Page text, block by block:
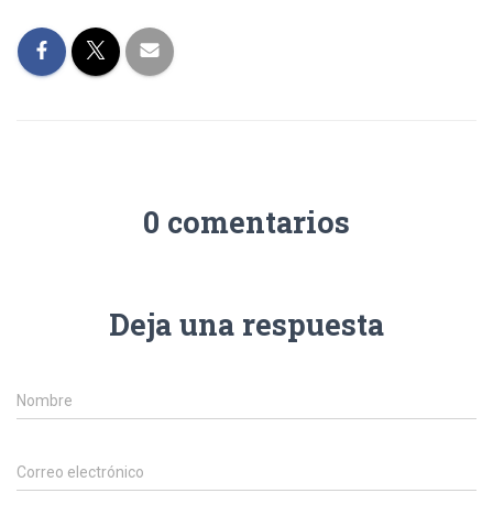
0 comentarios
Deja una respuesta
Nombre
Correo electrónico